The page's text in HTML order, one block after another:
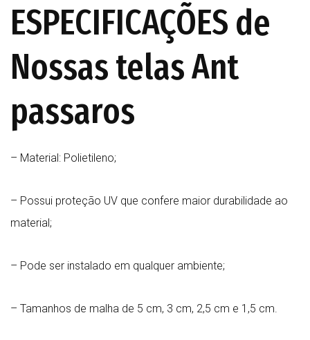
ESPECIFICAÇÕES de
Nossas telas Ant
passaros
– Material: Polietileno;
– Possui proteção UV que confere maior durabilidade ao
material;
– Pode ser instalado em qualquer ambiente;
– Tamanhos de malha de 5 cm, 3 cm, 2,5 cm e 1,5 cm.